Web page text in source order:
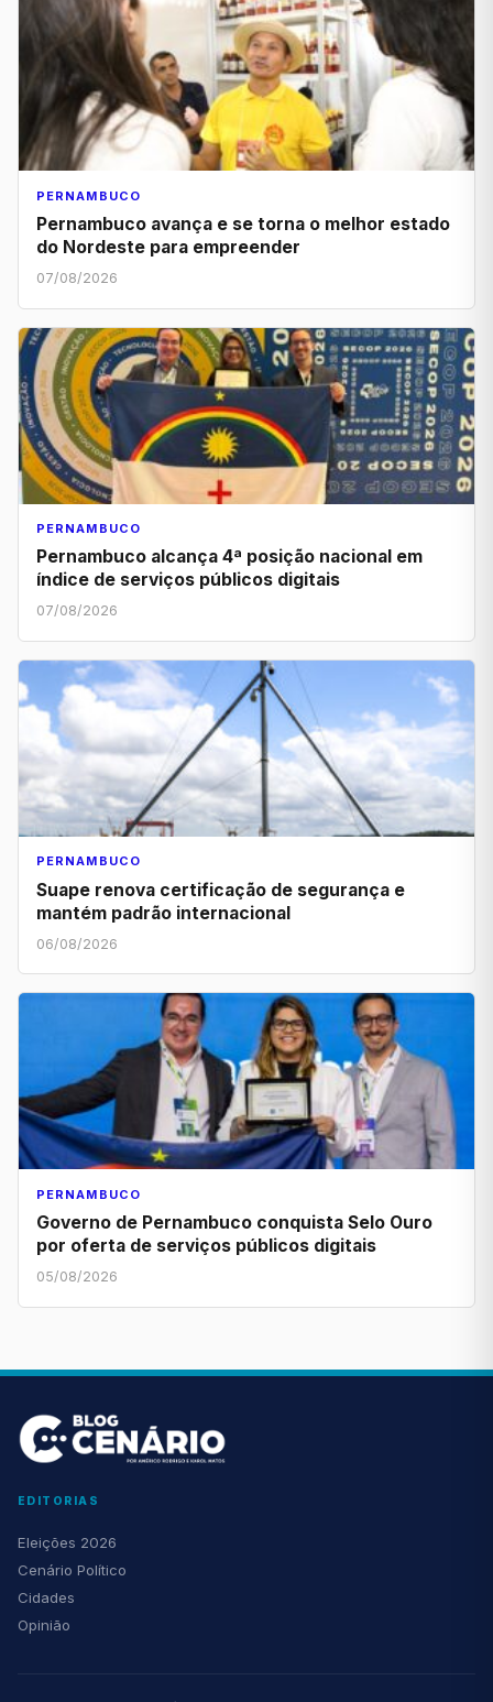
PERNAMBUCO
Pernambuco avança e se torna o melhor estado
do Nordeste para empreender
07/08/2026
PERNAMBUCO
Pernambuco alcança 4ª posição nacional em
índice de serviços públicos digitais
07/08/2026
PERNAMBUCO
Suape renova certificação de segurança e
mantém padrão internacional
06/08/2026
PERNAMBUCO
Governo de Pernambuco conquista Selo Ouro
por oferta de serviços públicos digitais
05/08/2026
EDITORIAS
Eleições 2026
Cenário Político
Cidades
Opinião